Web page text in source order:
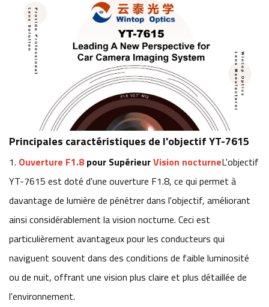
Principales caractéristiques de l'objectif YT-7615
1. Ouverture F1.8 pour SupérieurVision nocturneL'objectif
YT-7615 est doté d'une ouverture F1.8, ce qui permet à
davantage de lumière de pénétrer dans l'objectif, améliorant
ainsi considérablement la vision nocturne. Ceci est
particulièrement avantageux pour les conducteurs qui
naviguent souvent dans des conditions de faible luminosité
ou de nuit, offrant une vision plus claire et plus détaillée de
l'environnement.